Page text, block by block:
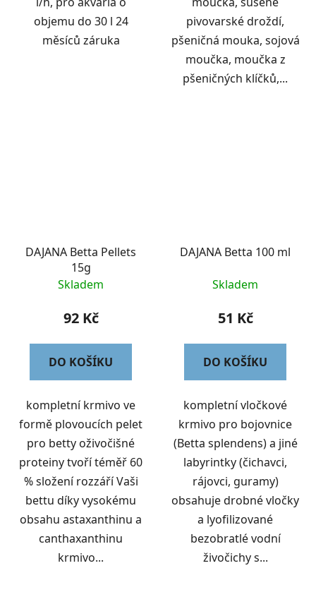
objemu do 30 l 24
měsíců záruka
pivovarské droždí,
pšeničná mouka, sojová
moučka, moučka z
pšeničných klíčků,...
DAJANA Betta Pellets
15g
Skladem
92 Kč
DO KOŠÍKU
kompletní krmivo ve
formě plovoucích pelet
pro betty oživočišné
proteiny tvoří téměř 60
% složení rozzáří Vaši
bettu díky vysokému
obsahu astaxanthinu a
canthaxanthinu
krmivo...
DAJANA Betta 100 ml
Skladem
51 Kč
DO KOŠÍKU
kompletní vločkové
krmivo pro bojovnice
(Betta splendens) a jiné
labyrintky (čichavci,
rájovci, guramy)
obsahuje drobné vločky
a lyofilizované
bezobratlé vodní
živočichy s...